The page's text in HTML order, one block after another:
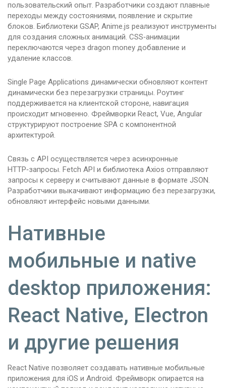
пользовательский опыт. Разработчики создают плавные
переходы между состояниями, появление и скрытие
блоков. Библиотеки GSAP, Anime.js реализуют инструменты
для создания сложных анимаций. CSS‑анимации
переключаются через dragon money добавление и
удаление классов.
Single Page Applications динамически обновляют контент
динамически без перезагрузки страницы. Роутинг
поддерживается на клиентской стороне, навигация
происходит мгновенно. Фреймворки React, Vue, Angular
структурируют построение SPA с компонентной
архитектурой.
Связь с API осуществляется через асинхронные
HTTP‑запросы. Fetch API и библиотека Axios отправляют
запросы к серверу и считывают данные в формате JSON.
Разработчики выкачивают информацию без перезагрузки,
обновляют интерфейс новыми данными.
Нативные
мобильные и native
desktop приложения:
React Native, Electron
и другие решения
React Native позволяет создавать нативные мобильные
приложения для iOS и Android. Фреймворк опирается на